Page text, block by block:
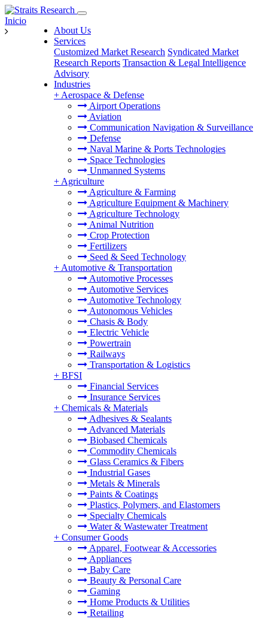
About Us
Services
Customized Market Research Syndicated Market
Research Reports Transaction & Legal Intelligence
Advisory
Industries
+ Aerospace & Defense
Airport Operations
Aviation
Communication Navigation & Surveillance
Defense
Naval Marine & Ports Technologies
Space Technologies
Unmanned Systems
+ Agriculture
Agriculture & Farming
Agriculture Equipment & Machinery
Agriculture Technology
Animal Nutrition
Crop Protection
Fertilizers
Seed & Seed Technology
+ Automotive & Transportation
Automotive Processes
Automotive Services
Automotive Technology
Autonomous Vehicles
Chasis & Body
Electric Vehicle
Powertrain
Railways
Transportation & Logistics
+ BFSI
Financial Services
Insurance Services
+ Chemicals & Materials
Adhesives & Sealants
Advanced Materials
Biobased Chemicals
Commodity Chemicals
Glass Ceramics & Fibers
Industrial Gases
Metals & Minerals
Paints & Coatings
Plastics, Polymers, and Elastomers
Specialty Chemicals
Water & Wastewater Treatment
+ Consumer Goods
Apparel, Footwear & Accessories
Appliances
Baby Care
Beauty & Personal Care
Gaming
Home Products & Utilities
Retailing
Inicio